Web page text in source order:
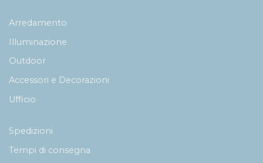
Arredamento
Illuminazione
Outdoor
Accessori e Decorazioni
Ufficio
Spedizioni
Tempi di consegna